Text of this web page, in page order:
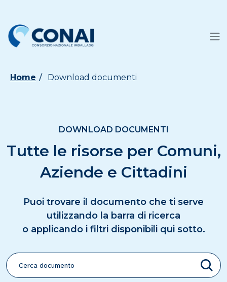
Home Download documenti
DOWNLOAD DOCUMENTI
Tutte le risorse per Comuni,
Aziende e Cittadini
Puoi trovare il documento che ti serve
utilizzando la barra di ricerca
o applicando i filtri disponibili qui sotto.